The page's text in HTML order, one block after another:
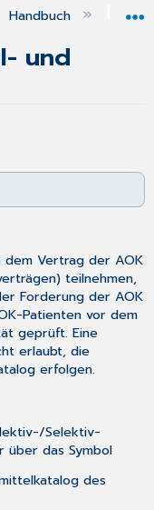
hierarchy
Handbuch
und
dem Vertrag der AOK
teilnehmen,
Forderung der AOK
Patienten vor dem
geprüft. Eine
erlaubt, die
erfolgen.
Selektiv-
über das Symbol
des